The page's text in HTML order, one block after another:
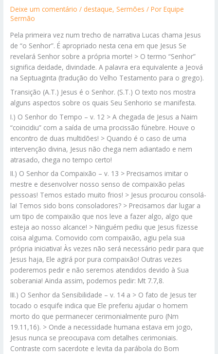
Deixe um comentário / destaque,Sermões / PorEquipe
Sermão
Pela primeira vez num trecho de narrativa Lucas chama Jesus
de “o Senhor”. É apropriado nesta cena em que Jesus Se
revelará Senhor sobre a própria morte! > O termo “Senhor”
significa deidade, divindade. A palavra era equivalente a Jeová
na Septuaginta (tradução do Velho Testamento para o grego).
Transição (A.T.) Jesus é o Senhor. (S.T.) O texto nos mostra
alguns aspectos sobre os quais Seu Senhorio se manifesta.
I.) O Senhor do Tempo – v. 12 > A chegada de Jesus a Naim
“coincidiu” com a saída de uma procissão fúnebre. Houve o
encontro de duas multidões! > Quando é o caso de uma
intervenção divina, Jesus não chega nem adiantado e nem
atrasado, chega no tempo certo!
II.) O Senhor da Compaixão – v. 13 > Precisamos imitar o
mestre e desenvolver nosso senso de compaixão pelas
pessoas! Temos estado muito frios! > Jesus procurou consolá-
la! Temos sido bons consoladores? > Precisamos dar lugar a
um tipo de compaixão que nos leve a fazer algo, algo que
esteja ao nosso alcance! > Ninguém pediu que Jesus fizesse
coisa alguma. Comovido com compaixão, agiu pela sua
própria iniciativa! Às vezes não será necessário pedir para que
Jesus haja, Ele agirá por pura compaixão! Outras vezes
poderemos pedir e não seremos atendidos devido à Sua
soberania! Ainda assim, podemos pedir: Mt 7.7,8.
III.) O Senhor da Sensibilidade – v. 14 a > O fato de Jesus ter
tocado o esquife indica que Ele preferiu ajudar o homem
morto do que permanecer cerimonialmente puro (Nm
19.11,16). > Onde a necessidade humana estava em jogo,
Jesus nunca se preocupava com detalhes cerimoniais.
Contraste com sacerdote e levita da parábola do Bom